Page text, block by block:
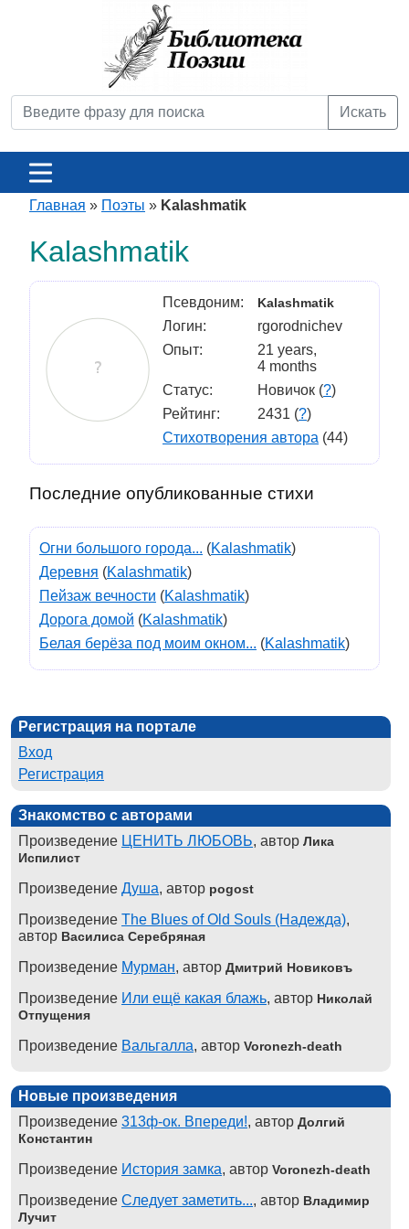
Искать
Главная » Поэты » Kalashmatik
Kalashmatik
Псевдоним: Kalashmatik
Логин:
rgorodnichev
Опыт:
21 years,
4 months
Статус:
Новичок (?)
Рейтинг:
2431 (?)
Стихотворения автора (44)
Последние опубликованные стихи
Огни большого города... (Kalashmatik)
Деревня (Kalashmatik)
Пейзаж вечности (Kalashmatik)
Дорога домой (Kalashmatik)
Белая берёза под моим окном... (Kalashmatik)
Регистрация на портале
Вход
Регистрация
Знакомство с авторами
Произведение ЦЕНИТЬ ЛЮБОВЬ, автор Лика
Испилист
Произведение Душа, автор pogost
Произведение The Blues of Old Souls (Надежда),
автор Василиса Серебряная
Произведение Мурман, автор Дмитрий Новиковъ
Произведение Или ещё какая блажь, автор Николай
Отпущения
Произведение Вальгалла, автор Voronezh-death
Новые произведения
Произведение 313ф-ок. Впереди!, автор Долгий
Константин
Произведение История замка, автор Voronezh-death
Произведение Следует заметить..., автор Владимир
Лучит